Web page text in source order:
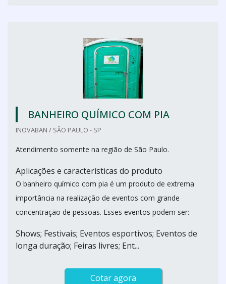
BANHEIRO QUÍMICO COM PIA
INOVABAN / SÃO PAULO - SP
Atendimento somente na região de São Paulo.
Aplicações e características do produto
O banheiro químico com pia é um produto de extrema
importância na realização de eventos com grande
concentração de pessoas. Esses eventos podem ser:
Shows; Festivais; Eventos esportivos; Eventos de
longa duração; Feiras livres; Ent...
Cotar agora